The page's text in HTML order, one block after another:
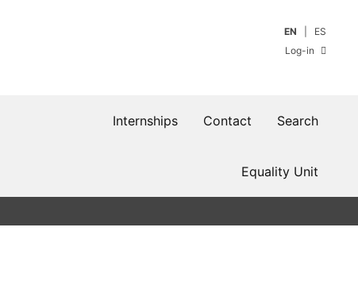
EN
ES
Log-in
Search
Contact
Internships
Equality Unit